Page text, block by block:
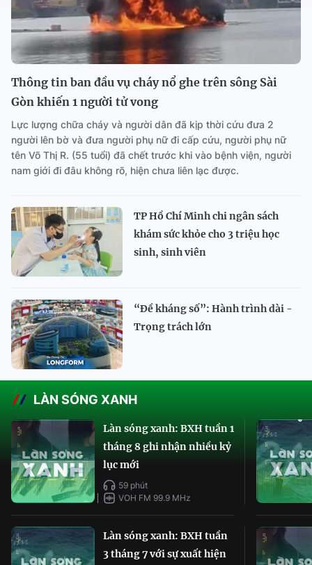
Thông tin ban đầu vụ cháy nổ ghe trên sông Sài
Gòn khiến 1 người tử vong
Lực lượng chữa cháy và người dân đã kịp thời cứu đưa 2
người lên bờ và đưa người phụ nữ đi cấp cứu, người phụ nữ
tên Võ Thị R. (55 tuổi) đã chết trước khi vào bệnh viện, người
nam giới đi đâu không rõ, hiện chưa liên lạc được.
TP Hồ Chí Minh chi ngân sách
khám sức khỏe cho 3 triệu học
sinh, sinh viên
“Đề kháng số”: Hành trình dài -
Trọng trách lớn
LÀN SÓNG XANH
Làn sóng xanh: BXH tuần 1
tháng 8 ghi nhận nhiều kỷ
lục mới
59 phút
VOH FM 99.9 MHz
Làn sóng xanh: BXH tuần
3 tháng 7 với sự xuất hiện